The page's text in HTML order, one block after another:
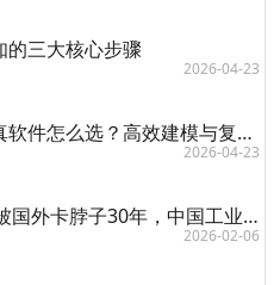
的三大核心步骤
2026-04-23
工程CAE仿真软件怎么选？高效建模与复杂模型处理全解析
2026-04-23
终于爆发！被国外卡脖子30年，中国工业软件终于爆发，2026年要起飞
2026-02-06